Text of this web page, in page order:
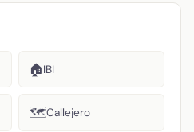
🏠IBI
🗺️Callejero